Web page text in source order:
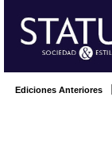
Ediciones Anteriores